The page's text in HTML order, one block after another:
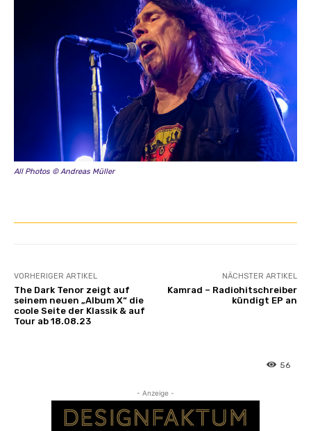
All Photos © Andreas Müller
VORHERIGER ARTIKEL
The Dark Tenor zeigt auf
seinem neuen „Album X“ die
coole Seite der Klassik & auf
Tour ab 18.08.23
NÄCHSTER ARTIKEL
Kamrad – Radiohitschreiber
kündigt EP an
56
- Anzeige -